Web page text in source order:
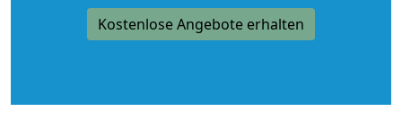
Kostenlose Angebote erhalten